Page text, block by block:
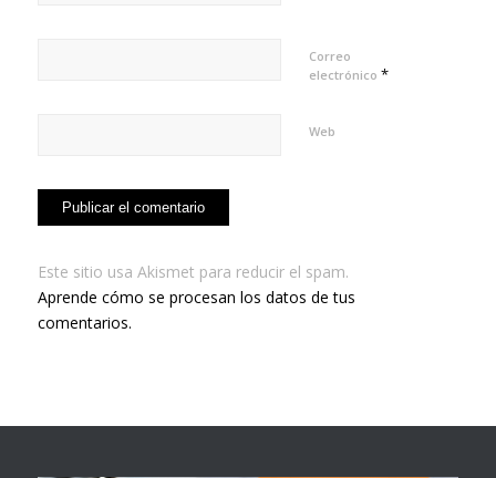
Correo
electrónico *
Web
Este sitio usa Akismet para reducir el spam.
Aprende cómo se procesan los datos de tus
comentarios.